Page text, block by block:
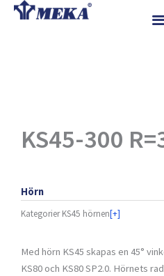
Hoppa
Nedladdningar
Kontakt
KS45-300
Hörn
Kategorier KS45 hörnen[+]
Med hörn KS45 skapas en 45°
KS80 och KS80 SP2.0. Hörnets